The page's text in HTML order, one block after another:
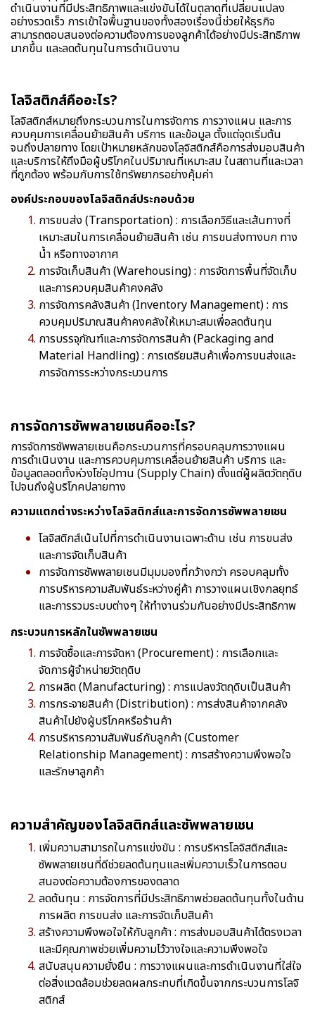
ดำเนินงานที่มีประสิทธิภาพและแข่งขันได้ในตลาดที่เปลี่ยนแปลง
อย่างรวดเร็ว การเข้าใจพื้นฐานของทั้งสองเรื่องนี้ช่วยให้ธุรกิจ
สามารถตอบสนองต่อความต้องการของลูกค้าได้อย่างมีประสิทธิภาพ
มากขึ้น และลดต้นทุนในการดำเนินงาน
โลจิสติกส์คืออะไร?
โลจิสติกส์หมายถึงกระบวนการในการจัดการ การวางแผน และการ
ควบคุมการเคลื่อนย้ายสินค้า บริการ และข้อมูล ตั้งแต่จุดเริ่มต้น
จนถึงปลายทาง โดยเป้าหมายหลักของโลจิสติกส์คือการส่งมอบสินค้า
และบริการให้ถึงมือผู้บริโภคในปริมาณที่เหมาะสม ในสถานที่และเวลา
ที่ถูกต้อง พร้อมกับการใช้ทรัพยากรอย่างคุ้มค่า
องค์ประกอบของโลจิสติกส์ประกอบด้วย
การขนส่ง (Transportation) : การเลือกวิธีและเส้นทางที่
เหมาะสมในการเคลื่อนย้ายสินค้า เช่น การขนส่งทางบก ทาง
น้ำ หรือทางอากาศ
การจัดเก็บสินค้า (Warehousing) : การจัดการพื้นที่จัดเก็บ
และการควบคุมสินค้าคงคลัง
การจัดการคลังสินค้า (Inventory Management) : การ
ควบคุมปริมาณสินค้าคงคลังให้เหมาะสมเพื่อลดต้นทุน
การบรรจุภัณฑ์และการจัดการสินค้า (Packaging and
Material Handling) : การเตรียมสินค้าเพื่อการขนส่งและ
การจัดการระหว่างกระบวนการ
การจัดการซัพพลายเชนคืออะไร?
การจัดการซัพพลายเชนคือกระบวนการที่ครอบคลุมการวางแผน
การดำเนินงาน และการควบคุมการเคลื่อนย้ายสินค้า บริการ และ
ข้อมูลตลอดทั้งห่วงโซ่อุปทาน (Supply Chain) ตั้งแต่ผู้ผลิตวัตถุดิบ
ไปจนถึงผู้บริโภคปลายทาง
ความแตกต่างระหว่างโลจิสติกส์และการจัดการซัพพลายเชน
โลจิสติกส์เน้นไปที่การดำเนินงานเฉพาะด้าน เช่น การขนส่ง
และการจัดเก็บสินค้า
การจัดการซัพพลายเชนมีมุมมองที่กว้างกว่า ครอบคลุมทั้ง
การบริหารความสัมพันธ์ระหว่างคู่ค้า การวางแผนเชิงกลยุทธ์
และการรวมระบบต่างๆ ให้ทำงานร่วมกันอย่างมีประสิทธิภาพ
กระบวนการหลักในซัพพลายเชน
การจัดซื้อและการจัดหา (Procurement) : การเลือกและ
จัดการผู้จำหน่ายวัตถุดิบ
การผลิต (Manufacturing) : การแปลงวัตถุดิบเป็นสินค้า
การกระจายสินค้า (Distribution) : การส่งสินค้าจากคลัง
สินค้าไปยังผู้บริโภคหรือร้านค้า
การบริหารความสัมพันธ์กับลูกค้า (Customer
Relationship Management) : การสร้างความพึงพอใจ
และรักษาลูกค้า
ความสำคัญของโลจิสติกส์และซัพพลายเชน
เพิ่มความสามารถในการแข่งขัน : การบริหารโลจิสติกส์และ
ซัพพลายเชนที่ดีช่วยลดต้นทุนและเพิ่มความเร็วในการตอบ
สนองต่อความต้องการของตลาด
ลดต้นทุน : การจัดการที่มีประสิทธิภาพช่วยลดต้นทุนทั้งในด้าน
การผลิต การขนส่ง และการจัดเก็บสินค้า
สร้างความพึงพอใจให้กับลูกค้า : การส่งมอบสินค้าได้ตรงเวลา
และมีคุณภาพช่วยเพิ่มความไว้วางใจและความพึงพอใจ
สนับสนุนความยั่งยืน : การวางแผนและการดำเนินงานที่ใส่ใจ
ต่อสิ่งแวดล้อมช่วยลดผลกระทบที่เกิดขึ้นจากกระบวนการโลจิ
สติกส์